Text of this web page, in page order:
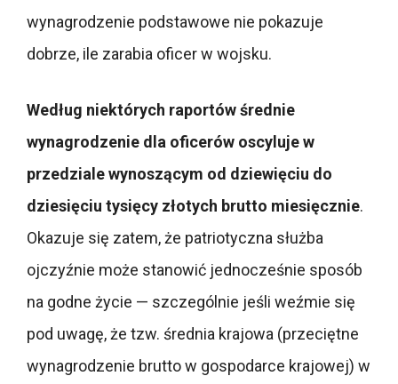
wynagrodzenie podstawowe nie pokazuje
dobrze, ile zarabia oficer w wojsku.
Według niektórych raportów średnie
wynagrodzenie dla oficerów oscyluje w
przedziale wynoszącym od dziewięciu do
dziesięciu tysięcy złotych brutto miesięcznie.
Okazuje się zatem, że patriotyczna służba
ojczyźnie może stanowić jednocześnie sposób
na godne życie — szczególnie jeśli weźmie się
pod uwagę, że tzw. średnia krajowa (przeciętne
wynagrodzenie brutto w gospodarce krajowej) w